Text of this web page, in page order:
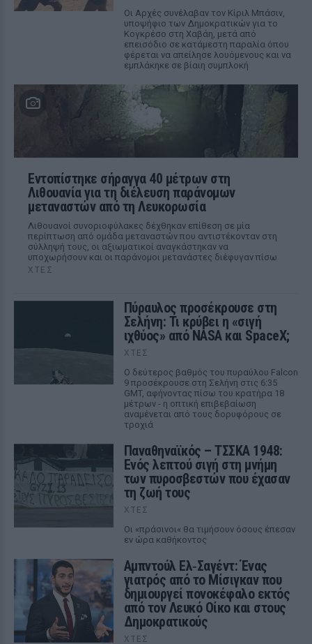
Οι Αρχές συνέλαβαν τον Κίριλ Μπάσιν,
υποψήφιο των Δημοκρατικών για το
Κογκρέσο στη Χαβάη, μετά από
επεισόδιο σε κατάμεστη παραλία όπου
φέρεται να απείλησε λουόμενους και να
εμπλάκηκε σε βίαιη συμπλοκή
Εντοπίστηκε σήραγγα 40 μέτρων στη
Λιθουανία για τη διέλευση παράνομων
μεταναστών από τη Λευκορωσία
Λιθουανοί συνοριοφύλακες δέχθηκαν επίθεση σε μία
περίπτωση από ομάδα μεταναστών που αντιστέκονταν στη
σύλληψή τους, οι αξιωματικοί αναγκάστηκαν να
υποχωρήσουν και οι παράνομοι μετανάστες διέφυγαν πίσω
ΧΤΕΣ
Πύραυλος προσέκρουσε στη
Σελήνη: Τι κρύβει η «σιγή
ιχθύος» από NASA και SpaceX;
ΧΤΕΣ
Ο δεύτερος βαθμός του πυραύλου Falcon
9 προσέκρουσε στη Σελήνη στις 6:35
GMT, αφήνοντας πίσω του κρατήρα 18
μέτρων - η οπτική επιβεβαίωση
αναμένεται από τους δορυφόρους σε
τροχιά
Παναθηναϊκός – ΤΣΣΚΑ 1948:
Ενός λεπτού σιγή στη μνήμη
των πυροσβεστών που έχασαν
τη ζωή τους
ΧΤΕΣ
Οι «πράσινοι« θα τιμήσουν όσους έπεσαν
εν ώρα καθήκοντος
Αμπντούλ Ελ‑Σαγέντ: Ένας
γιατρός από το Μίσιγκαν που
δημιουργεί πονοκέφαλο εκτός
από τον Λευκό Οίκο και στους
Δημοκρατικούς
ΧΤΕΣ